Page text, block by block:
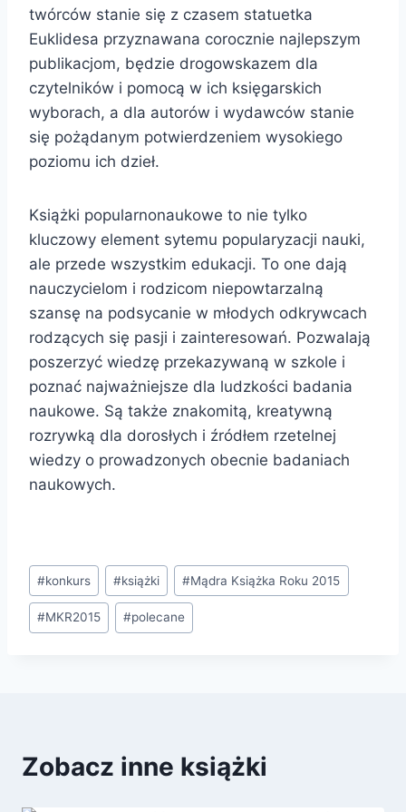
twórców stanie się z czasem statuetka
Euklidesa przyznawana corocznie najlepszym
publikacjom, będzie drogowskazem dla
czytelników i pomocą w ich księgarskich
wyborach, a dla autorów i wydawców stanie
się pożądanym potwierdzeniem wysokiego
poziomu ich dzieł.
Książki popularnonaukowe to nie tylko
kluczowy element sytemu popularyzacji nauki,
ale przede wszystkim edukacji. To one dają
nauczycielom i rodzicom niepowtarzalną
szansę na podsycanie w młodych odkrywcach
rodzących się pasji i zainteresowań. Pozwalają
poszerzyć wiedzę przekazywaną w szkole i
poznać najważniejsze dla ludzkości badania
naukowe. Są także znakomitą, kreatywną
rozrywką dla dorosłych i źródłem rzetelnej
wiedzy o prowadzonych obecnie badaniach
naukowych.
Tagi
wpisu:
#konkurs #książki #Mądra Książka Roku 2015
#MKR2015 #polecane
Zobacz inne książki